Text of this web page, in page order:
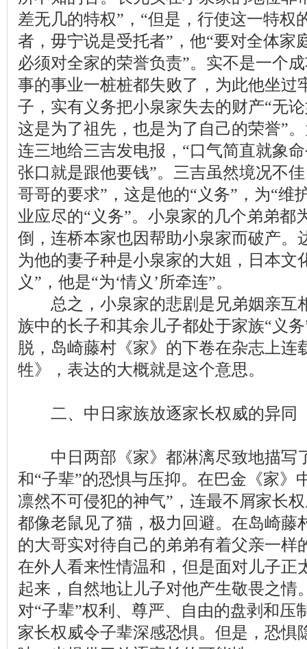
差无几的特权”，“但是，行使这一特权
者，毋宁说是受托者”，他“要对全体家
必须对全家的荣誉负责”。实不是一个
事的事业一桩桩都失败了，为此他坐过
子，实有义务把小泉家失去的财产“无
这是为了祖先，也是为了自己的荣誉”
连三地给三吉发电报，“口气简直就象
张口就是跟他要钱”。三吉虽然境况不
哥哥的要求”，这是他的“义务”，为“维
业应尽的“义务”。小泉家的几个弟弟都
倒，连桥本家也因帮助小泉家而破产。
为他的妻子种是小泉家的大姐，日本文
义”，他是“为‘情义’所牵连”。
总之，小泉家的悲剧是兄弟姻亲互
族中的长子和其余儿子都处于家族“义
脱，岛崎藤村《家》的下卷在杂志上连
牲》，表达的大概就是这个意思。
二、中日家族放逐家长权威的异同
中日两部《家》都淋漓尽致地描写
和“子辈”的恐惧与压抑。在巴金《家》
凛然不可侵犯的神气”，连最不屑家长
都像老鼠见了猫，极力回避。在岛崎藤
的大哥实对待自己的弟弟有着父亲一样
在外人看来性情温和，但是面对儿子正
起来， 自然地让儿子对他产生敬畏之情
对“子辈”权利、尊严、自由的盘剥和压
家长权威令子辈深感恐惧。但是，恐惧